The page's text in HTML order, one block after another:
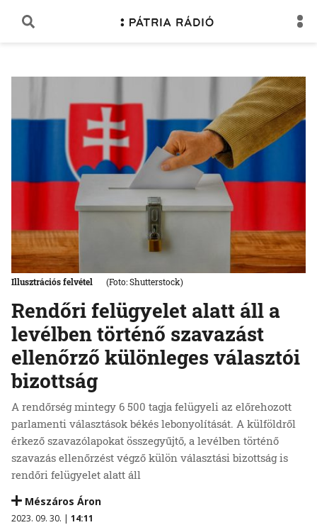
Rendőri felügyelet alatt áll a
levélben történő szavazást
ellenőrző különleges választói
bizottság
A rendőrség mintegy 6 500 tagja felügyeli az előrehozott
parlamenti választások békés lebonyolítását. A külföldről
érkező szavazólapokat összegyűjtő, a levélben történő
szavazás ellenőrzést végző külön választási bizottság is
rendőri felügyelet alatt áll
Mészáros Áron
2023. 09. 30. | 14:11
Illusztrációs felvétel (Foto: Shutterstock)